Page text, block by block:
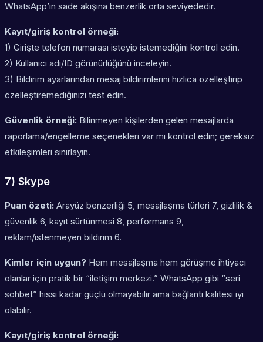
WhatsApp’ın sade akışına benzerlik orta seviyededir.
Kayıt/giriş kontrol örneği:
1) Girişte telefon numarası isteyip istemediğini kontrol edin.
2) Kullanıcı adı/ID görünürlüğünü inceleyin.
3) Bildirim ayarlarından mesaj bildirimlerini hızlıca özelleştirip
özelleştiremediğinizi test edin.
Güvenlik örneği: Bilinmeyen kişilerden gelen mesajlarda
raporlama/engelleme seçenekleri var mı kontrol edin; gereksiz
etkileşimleri sınırlayın.
7) Skype
Puan özeti: Arayüz benzerliği 5, mesajlaşma türleri 7, gizlilik &
güvenlik 6, kayıt sürtünmesi 8, performans 9,
reklam/istenmeyen bildirim 6.
Kimler için uygun? Hem mesajlaşma hem görüşme ihtiyacı
olanlar için pratik bir “iletişim merkezi.” WhatsApp gibi “seri
sohbet” hissi kadar güçlü olmayabilir ama bağlantı kalitesi iyi
olabilir.
Kayıt/giriş kontrol örneği: